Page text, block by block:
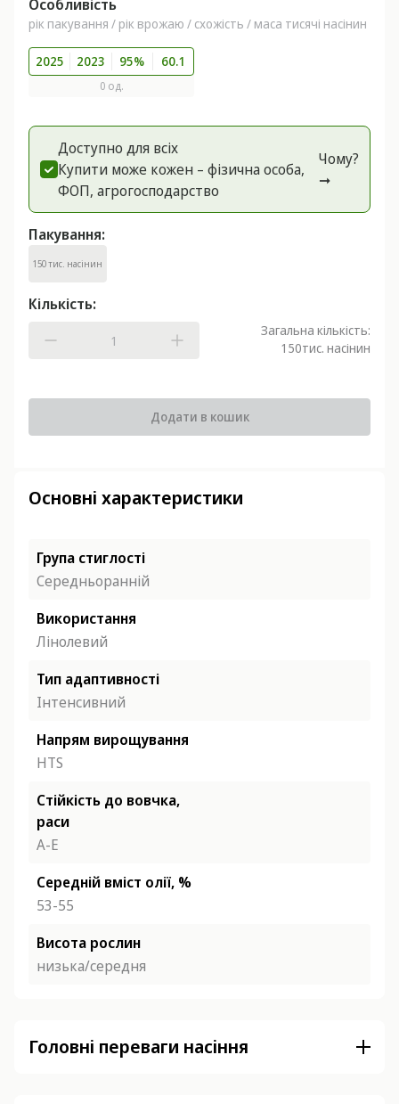
Особливість
рік пакування / рік врожаю / схожість / маса тисячі насінин
2025 2023 95% 60.1
0 од.
Доступно для всіх
Купити може кожен – фізична особа,
ФОП, агрогоспoдарство
Чому?
➞
Пакування:
150 тис. насінин
Кількість:
Загальна кількість:
150тис. насінин
Додати в кошик
Основні характеристики
Група стиглості
Середньоранній
Використання
Лінолевий
Тип адаптивності
Інтенсивний
Напрям вирощування
HTS
Стійкість до вовчка,
раси
A-E
Середній вміст олії, %
53-55
Висота рослин
низька/середня
Головні переваги насіння